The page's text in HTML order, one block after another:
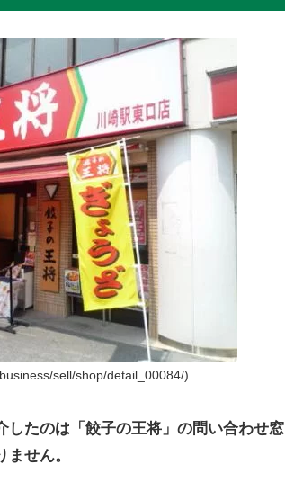
sell/shop/detail_00084/)
たのは「餃子の王将」の問い合わせ窓
せん。